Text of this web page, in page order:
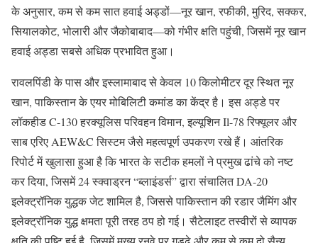
के अनुसार, कम से कम सात हवाई अड्डों—नूर खान, रफीकी, मुरिद, सक्कर,
सियालकोट, भोलारी और जैकोबाबाद—को गंभीर क्षति पहुंची, जिसमें नूर खान
हवाई अड्डा सबसे अधिक प्रभावित हुआ।
रावलपिंडी के पास और इस्लामाबाद से केवल 10 किलोमीटर दूर स्थित नूर
खान, पाकिस्तान के एयर मोबिलिटी कमांड का केंद्र है। इस अड्डे पर
लॉकहीड C-130 हरक्यूलिस परिवहन विमान, इल्यूशिन Il-78 रिफ्यूलर और
साब एरिए AEW&C सिस्टम जैसे महत्वपूर्ण उपकरण रखे हैं। आंतरिक
रिपोर्ट में खुलासा हुआ है कि भारत के सटीक हमलों ने प्रमुख ढांचे को नष्ट
कर दिया, जिसमें 24 स्क्वाड्रन “ब्लाइंडर्स” द्वारा संचालित DA-20
इलेक्ट्रॉनिक युद्धक जेट शामिल है, जिससे पाकिस्तान की रडार जैमिंग और
इलेक्ट्रॉनिक युद्ध क्षमता पूरी तरह ठप हो गई। सैटेलाइट तस्वीरों से व्यापक